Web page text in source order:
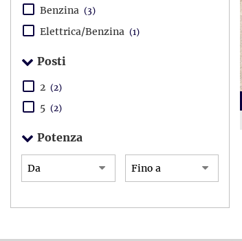
Benzina (3)
Elettrica/Benzina (1)
Posti
2 (2)
5 (2)
Potenza